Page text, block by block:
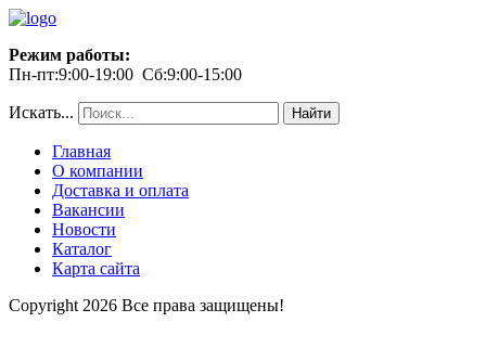
Режим работы:
Пн-пт:9:00-19:00 Сб:9:00-15:00
Искать... Найти
Главная
О компании
Доставка и оплата
Вакансии
Новости
Каталог
Карта сайта
Copyright 2026 Все права защищены!